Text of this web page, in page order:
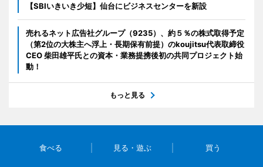
【SBIいきいき少短】仙台にビジネスセンターを新設
売れるネット広告社グループ（9235）、約５％の株式取得予定
（第2位の大株主へ浮上・長期保有前提）のkoujitsu代表取締役
CEO 柴田雄平氏との資本・業務提携後初の共同プロジェクト始
動！
もっと見る
食べる 見る・遊ぶ 買う